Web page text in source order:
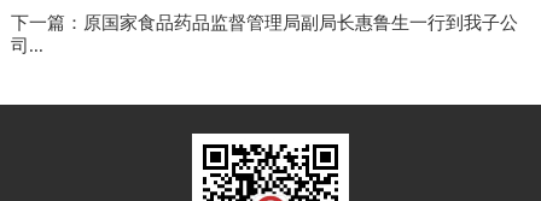
下一篇：​原国家食品药品监督管理局副局长惠鲁生一行到我子公
司...